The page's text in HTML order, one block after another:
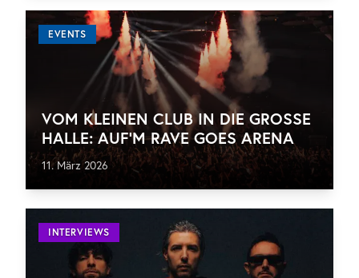
EVENTS
VOM KLEINEN CLUB IN DIE GROSSE H
ALLE: AUF’M RAVE GOES ARENA
11. März 2026
INTERVIEWS